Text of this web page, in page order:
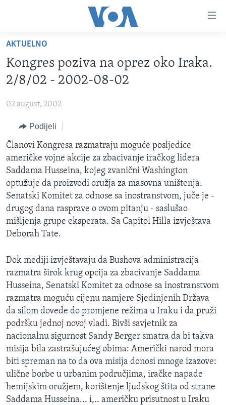
glavni
sadržaj
Pređi
na
glavnu
navigaciju
pretragu
VIDEO
VIJESTI
SJEDINJENE AMERIČKE DRŽAVE
BOSNA I HERCEGOVINA
NAUKA I TEHNOLOGIJA
SPECIJALNI PROJEKTI
KORUPCIJA
SLOBODA MEDIJA
ŽENSKA STRANA
IZBJEGLIČKA STRANA
MAGAZIN
O GLASU AMERIKE
Learning English
PRATITE NAS
Jezici
AKTUELNO
Kongres poziva na oprez oko Iraka.
2/8/02 - 2002-08-02
02 august, 2002
Podijeli
Članovi Kongresa razmatraju moguće posljedice
američke vojne akcije za zbacivanje iračkog lidera
Saddama Husseina, kojeg zvanični Washington
optužuje da proizvodi oružja za masovna uništenja.
Senatski Komitet za odnose sa inostranstvom, juče je -
drugog dana rasprave o ovom pitanju - saslušao
mišljenja grupe eksperata. Sa Capitol Hilla izvještava
Deborah Tate.
Dok mediji izvještavaju da Bushova administracija
razmatra širok krug opcija za zbacivanje Saddama
Husseina, Senatski Komitet za odnose sa inostranstvom
razmatra moguću cijenu namjere Sjedinjenih Država
da silom dovede do promjene režima u Iraku i da pruži
podršku jednoj novoj vladi. Bivši savjetnik za
nacionalnu sigurnost Sandy Berger smatra da bi takva
misija bila zastrašujućeg obima: Američki narod mora
biti spreman na to da ova misija donosi mnoge izazove:
ulične borbe u urbanim područjima, iračke napade
hemijskim oružjem, korištenje ljudskog štita od strane
Saddama Husseina... i,.. američku prisutnost u Iraku